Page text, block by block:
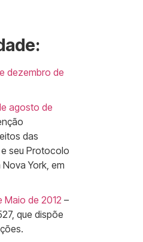
dezembro de
agosto de
das
seu Protocolo
York, em
Maio de 2012 –
que dispõe